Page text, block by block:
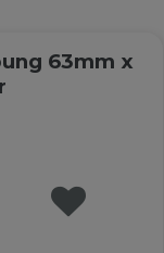
63mm x